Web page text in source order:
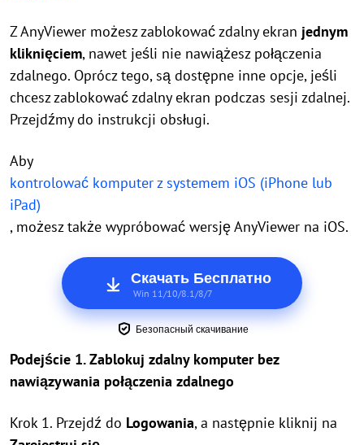
Z AnyViewer możesz zablokować zdalny ekran jednym
kliknięciem, nawet jeśli nie nawiążesz połączenia
zdalnego. Oprócz tego, są dostępne inne opcje, jeśli
chcesz zablokować zdalny ekran podczas sesji zdalnej.
Przejdźmy do instrukcji obsługi.
Aby
kontrolować komputer z systemem iOS (iPhone lub
iPad)
, możesz także wypróbować wersję AnyViewer na iOS.
Скачать Бесплатно
Win 11/10/8.1/8/7
Безопасный скачивание
Podejście 1. Zablokuj zdalny komputer bez
nawiązywania połączenia zdalnego
Krok 1. Przejdź do Logowania, a następnie kliknij na